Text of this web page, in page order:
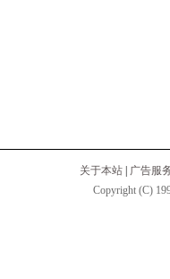
关于本站
广告服
Copyright (C)